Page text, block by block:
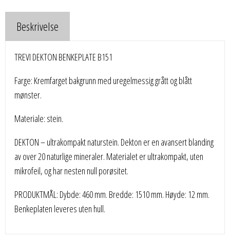
Beskrivelse
TREVI DEKTON BENKEPLATE B151
Farge: Kremfarget bakgrunn med uregelmessig grått og blått
mønster.
Materiale: stein.
DEKTON – ultrakompakt naturstein. Dekton er en avansert blanding
av over 20 naturlige mineraler. Materialet er ultrakompakt, uten
mikrofeil, og har nesten null porøsitet.
PRODUKTMÅL: Dybde: 460 mm. Bredde: 1510 mm. Høyde: 12 mm.
Benkeplaten leveres uten hull.